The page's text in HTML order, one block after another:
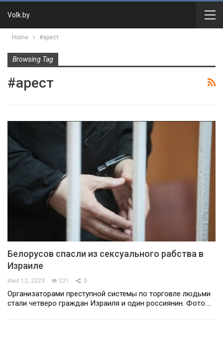
Volk.by
Home #арест
Browsing Tag
#арест
Белорусов спасли из сексуального рабства в
Израиле
Июл 12, 2023 221 0
Организаторами преступной системы по торговле людьми
стали четверо граждан Израиля и один россиянин. Фото:…